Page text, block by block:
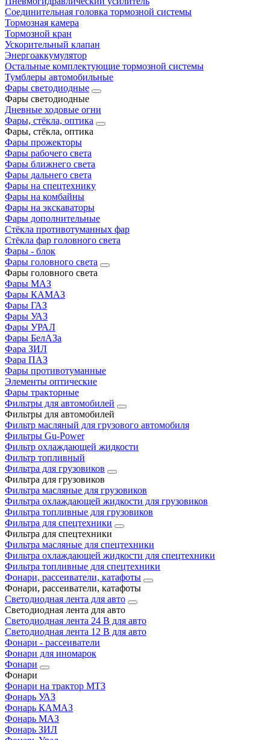
Соединительная головка тормозной системы
Тормозная камера
Тормозной кран
Ускорительный клапан
Энергоаккумулятор
Остальные комплектующие тормозной системы
Тумблеры автомобильные
Фары светодиодные
Фары светодиодные
Дневные ходовые огни
Фары, стёкла, оптика
Фары, стёкла, оптика
Фары прожекторы
Фары рабочего света
Фары ближнего света
Фары дальнего света
Фары на спецтехнику
Фары на комбайны
Фары на экскаваторы
Фары дополнительные
Стёкла противотуманных фар
Стёкла фар головного света
Фары - блок
Фары головного света
Фары головного света
Фары МАЗ
Фары КАМАЗ
Фары ГАЗ
Фары УАЗ
Фары УРАЛ
Фары БелАЗа
Фара ЗИЛ
Фара ПАЗ
Фары противотуманные
Элементы оптические
Фары тракторные
Фильтры для автомобилей
Фильтры для автомобилей
Фильтр масляный для грузового автомобиля
Фильтры Gu-Power
Фильтр охлаждающей жидкости
Фильтр топливный
Фильтра для грузовиков
Фильтра для грузовиков
Фильтра масляные для грузовиков
Фильтра охлаждающей жидкости для грузовиков
Фильтра топливные для грузовиков
Фильтра для спецтехники
Фильтра для спецтехники
Фильтра масляные для спецтехники
Фильтра охлаждающей жидкости для спецтехники
Фильтра топливные для спецтехники
Фонари, рассеиватели, катафоты
Фонари, рассеиватели, катафоты
Светодиодная лента для авто
Светодиодная лента для авто
Светодиодная лента 24 В для авто
Светодиодная лента 12 В для авто
Фонари - рассеиватели
Фонари для иномарок
Фонари
Фонари
Фонари на трактор МТЗ
Фонарь УАЗ
Фонарь КАМАЗ
Фонарь МАЗ
Фонарь ЗИЛ